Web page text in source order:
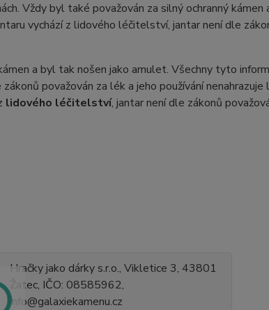
Vždy byl také považován za silný ochranný
vychází z lidového léčitelství, jantar není dle
a byl tak nošen jako amulet. Všechny tyto
považován za lék a jeho používání nenahrazuje
lidového léčitelství, jantar není dle zákonů
Hračky jako dárky s.r.o., Vikletice 3, 43801
Žatec, IČO: 08585962,
info@galaxiekamenu.cz